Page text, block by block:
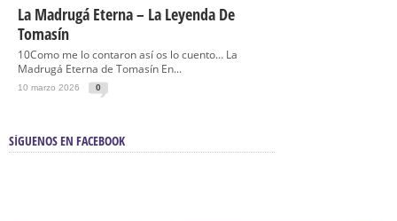
La Madrugá Eterna – La Leyenda De
Tomasín
10Como me lo contaron así os lo cuento… La
Madrugá Eterna de Tomasín En...
10 marzo 2026 0
SÍGUENOS EN FACEBOOK